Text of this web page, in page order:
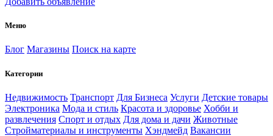
Меню
Блог Магазины Поиск на карте
Категории
Недвижимость Транспорт Для Бизнеса Услуги Детские товары
Электроника Мода и стиль Красота и здоровье Хобби и
развлечения Спорт и отдых Для дома и дачи Животные
Стройматериалы и инструменты Хэндмейд Вакансии